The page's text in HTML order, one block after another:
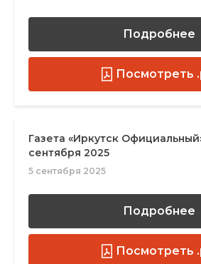
Подробнее
Посмотреть
Газета «Иркутск
сентября 2025
5 сентября 2025
Подробнее
Посмотреть